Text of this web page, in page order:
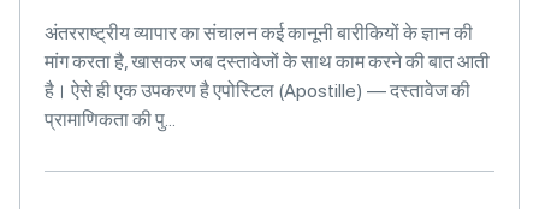
अंतरराष्ट्रीय व्यापार का संचालन कई कानूनी बारीकियों के ज्ञान की
मांग करता है, खासकर जब दस्तावेजों के साथ काम करने की बात आती
है। ऐसे ही एक उपकरण है एपोस्टिल (Apostille) — दस्तावेज की
प्रामाणिकता की पु...